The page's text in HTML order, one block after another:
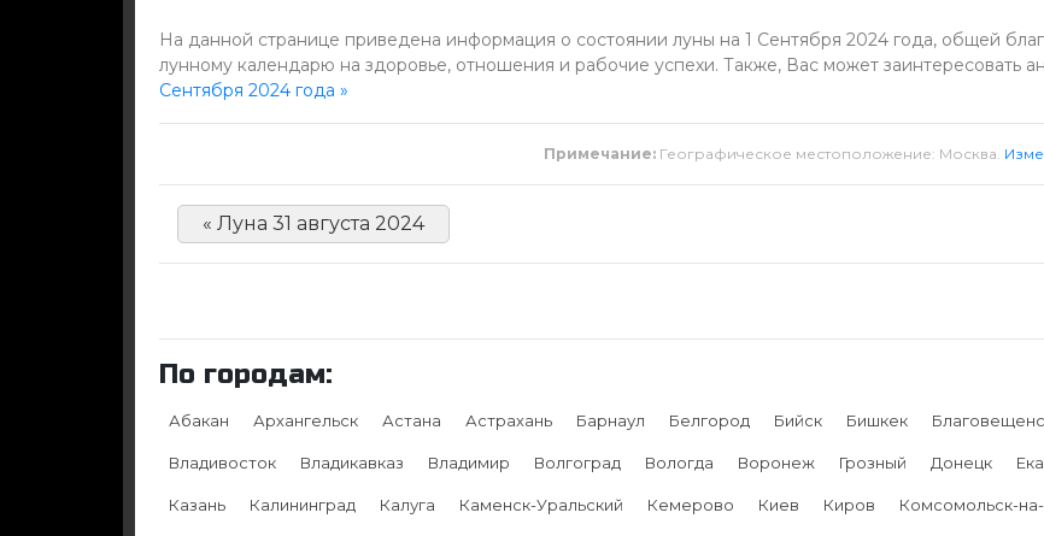
На данной странице приведена информация о состоянии луны на 1 Сентября 2024 года, общей
лунному календарю на здоровье, отношения и рабочие успехи. Также, Вас может заинтересовать
Сентября 2024 года »
Примечание: Географическое местоположение: Москва.
« Луна 31 августа 2024
По городам:
Абакан Архангельск Астана Астрахань Барнаул Белгород Бийск Бишкек
Владивосток Владикавказ Владимир Волгоград Вологда Воронеж Грозный Донецк
Казань Калининград Калуга Каменск-Уральский Кемерово Киев Киров Комсомольск-